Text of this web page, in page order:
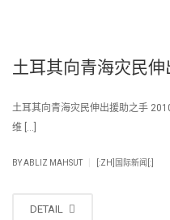
土耳其向青海灾民
土耳其向青海灾民伸出援助之手
维 […]
BYABLIZ MAHSUT [:ZH]国际新闻[:]
DETAIL